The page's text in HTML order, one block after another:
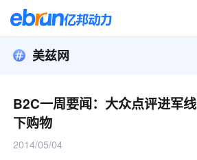
美兹网
B2C一周要闻：大众点评进军线
下购物
2014/05/04